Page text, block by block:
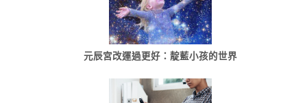
元辰宮改運過更好：靛藍小孩的世界